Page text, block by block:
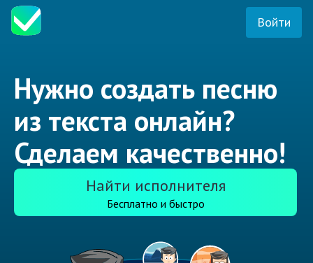
Войти
Нужно создать песню
из текста онлайн?
Сделаем качественно!
Найти исполнителя
Бесплатно и быстро